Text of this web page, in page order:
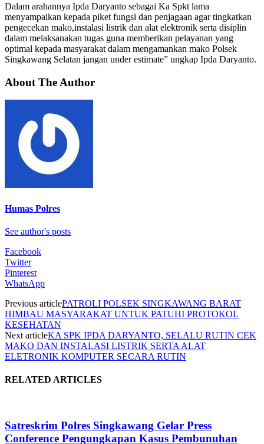
Dalam arahannya Ipda Daryanto sebagai Ka Spkt lama
menyampaikan kepada piket fungsi dan penjagaan agar tingkatkan
pengecekan mako,instalasi listrik dan alat elektronik serta disiplin
dalam melaksanakan tugas guna memberikan pelayanan yang
optimal kepada masyarakat dalam mengamankan mako Polsek
Singkawang Selatan jangan under estimate” ungkap Ipda Daryanto.
About The Author
Humas Polres
See author's posts
Facebook
Twitter
Pinterest
WhatsApp
Previous articlePATROLI POLSEK SINGKAWANG BARAT
HIMBAU MASYARAKAT UNTUK PATUHI PROTOKOL
KESEHATAN
Next articleKA SPK IPDA DARYANTO, SELALU RUTIN CEK
MAKO DAN INSTALASI LISTRIK SERTA ALAT
ELETRONIK KOMPUTER SECARA RUTIN
RELATED ARTICLES
Satreskrim Polres Singkawang Gelar Press
Conference Pengungkapan Kasus Pembunuhan